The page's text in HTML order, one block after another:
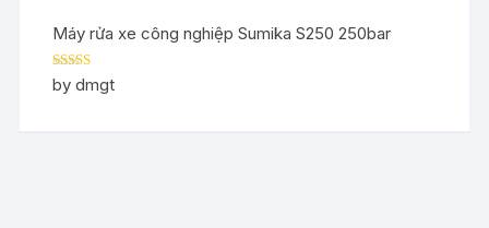
Máy rửa xe công nghiệp Sumika S250 250bar
Rated5out
of 5
by dmgt